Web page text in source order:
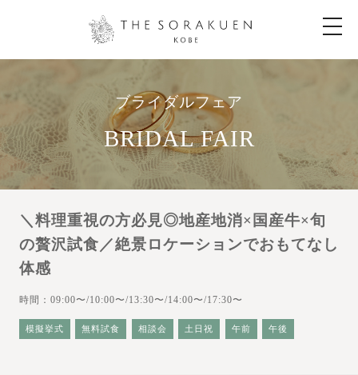
t
o
g
a
t
o
ブライダルフェア
BRIDAL FAIR
＼料理重視の方必見◎地産地消×国産牛×旬
の贅沢試食／絶景ロケーションでおもてなし
体感
時間：09:00〜/10:00〜/13:30〜/14:00〜/17:30〜
模擬挙式 無料試食 相談会 土日祝 午前 午後